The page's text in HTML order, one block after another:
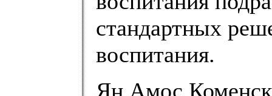
стандартных
воспитания.
Ян Амос